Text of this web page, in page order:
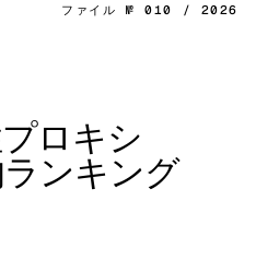
ファイル № 010 / 2026
ロキシ
ンキング